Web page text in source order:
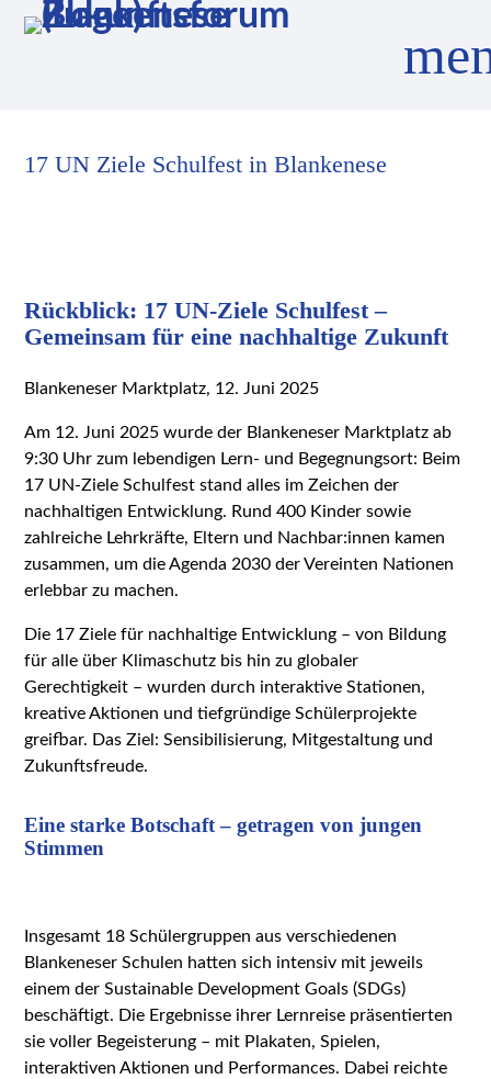
Suchbegriffe SUCHEN
17 UN Ziele Schulfest in Blankenese
Rückblick: 17 UN-Ziele Schulfest –
Gemeinsam für eine nachhaltige Zukunft
Blankeneser Marktplatz, 12. Juni 2025
Am 12. Juni 2025 wurde der Blankeneser Marktplatz ab
9:30 Uhr zum lebendigen Lern- und Begegnungsort: Beim
17 UN-Ziele Schulfest stand alles im Zeichen der
nachhaltigen Entwicklung. Rund 400 Kinder sowie
zahlreiche Lehrkräfte, Eltern und Nachbar:innen kamen
zusammen, um die Agenda 2030 der Vereinten Nationen
erlebbar zu machen.
Die 17 Ziele für nachhaltige Entwicklung – von Bildung
für alle über Klimaschutz bis hin zu globaler
Gerechtigkeit – wurden durch interaktive Stationen,
kreative Aktionen und tiefgründige Schülerprojekte
greifbar. Das Ziel: Sensibilisierung, Mitgestaltung und
Zukunftsfreude.
Eine starke Botschaft – getragen von jungen
Stimmen
Insgesamt 18 Schülergruppen aus verschiedenen
Blankeneser Schulen hatten sich intensiv mit jeweils
einem der Sustainable Development Goals (SDGs)
beschäftigt. Die Ergebnisse ihrer Lernreise präsentierten
sie voller Begeisterung – mit Plakaten, Spielen,
interaktiven Aktionen und Performances. Dabei reichte